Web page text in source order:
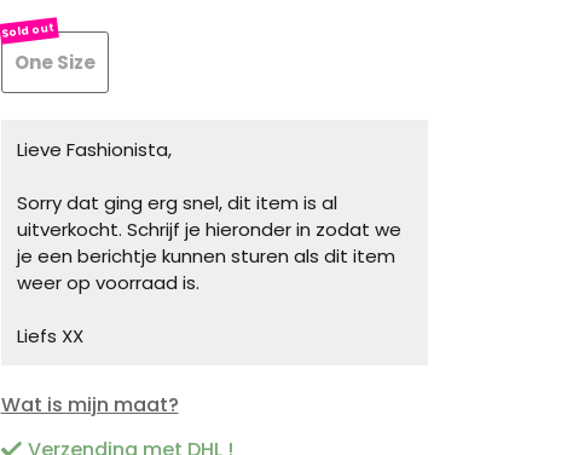
One Size
Lieve Fashionista,
Sorry dat ging erg snel, dit item is al
uitverkocht. Schrijf je hieronder in zodat we
je een berichtje kunnen sturen als dit item
weer op voorraad is.
Liefs XX
Wat is mijn maat?